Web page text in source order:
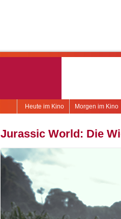
Morgen im Kino
Heute im Kino
Jurassic World: Die